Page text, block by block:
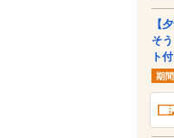
【
そ
ト付
期